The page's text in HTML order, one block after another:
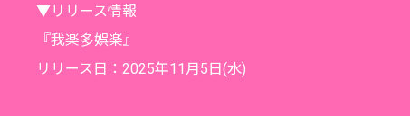
▼リリース情報
『我楽多娯楽』
リリース日：2025年11月5日(水)